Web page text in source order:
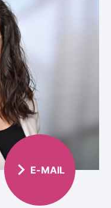
E-MAIL